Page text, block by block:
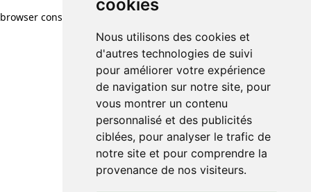
cookies
Nous utilisons des cookies et
d'autres technologies de suivi
pour améliorer votre expérience
de navigation sur notre site, pour
vous montrer un contenu
personnalisé et des publicités
ciblées, pour analyser le trafic de
notre site et pour comprendre la
provenance de nos visiteurs.
browser console for more information)